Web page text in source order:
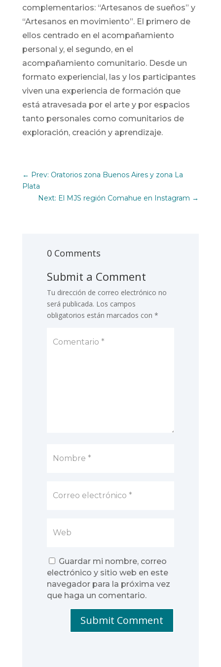
complementarios: “Artesanos de sueños” y
“Artesanos en movimiento”. El primero de
ellos centrado en el acompañamiento
personal y, el segundo, en el
acompañamiento comunitario. Desde un
formato experiencial, las y los participantes
viven una experiencia de formación que
está atravesada por el arte y por espacios
tanto personales como comunitarios de
exploración, creación y aprendizaje.
← Prev: Oratorios zona Buenos Aires y zona La
Plata
Next: El MJS región Comahue en Instagram →
0 Comments
Submit a Comment
Tu dirección de correo electrónico no
será publicada. Los campos
obligatorios están marcados con *
Guardar mi nombre, correo
electrónico y sitio web en este
navegador para la próxima vez
que haga un comentario.
Submit Comment